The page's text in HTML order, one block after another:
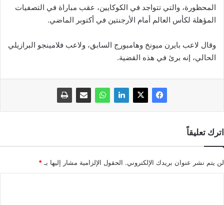
المحظورة، والتي تتواجد في الكوكايين، عقب مباراة في التصفيات
المؤهلة لكأس العالم أمام الأرجنتين في أكتوبر الماضي.
وقال لاعب بايرن ميونخ وهامبورج السابق، ولاعب فلامينجو البرازيلي
الحالي، إنه برئ في هذه القضية.
اترك تعليقاً
لن يتم نشر عنوان بريدك الإلكتروني. الحقول الإلزامية مشار إليها بـ *